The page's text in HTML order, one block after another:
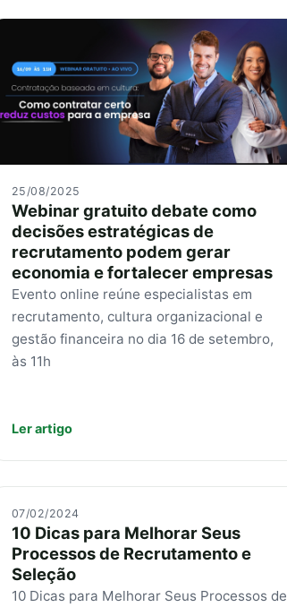
25/08/2025
Webinar gratuito debate como
decisões estratégicas de
recrutamento podem gerar
economia e fortalecer empresas
Evento online reúne especialistas em
recrutamento, cultura organizacional e
gestão financeira no dia 16 de setembro,
às 11h
Ler artigo
07/02/2024
10 Dicas para Melhorar Seus
Processos de Recrutamento e
Seleção
10 Dicas para Melhorar Seus Processos de